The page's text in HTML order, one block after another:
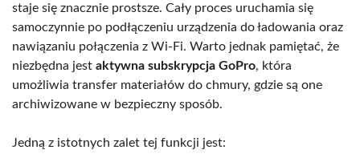
staje się znacznie prostsze. Cały proces uruchamia się
samoczynnie po podłączeniu urządzenia do ładowania oraz
nawiązaniu połączenia z Wi-Fi. Warto jednak pamiętać, że
niezbędna jest aktywna subskrypcja GoPro, która
umożliwia transfer materiałów do chmury, gdzie są one
archiwizowane w bezpieczny sposób.
Jedną z istotnych zalet tej funkcji jest: